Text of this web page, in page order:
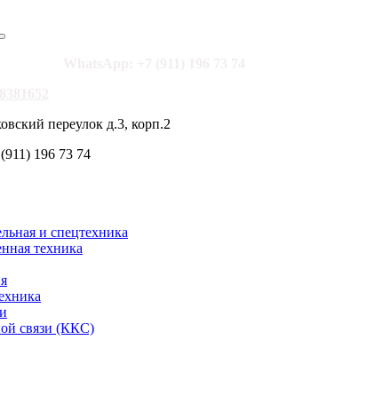
переулок д.3, корп.2
196 73 74
и спецтехника
техника
связи (ККС)